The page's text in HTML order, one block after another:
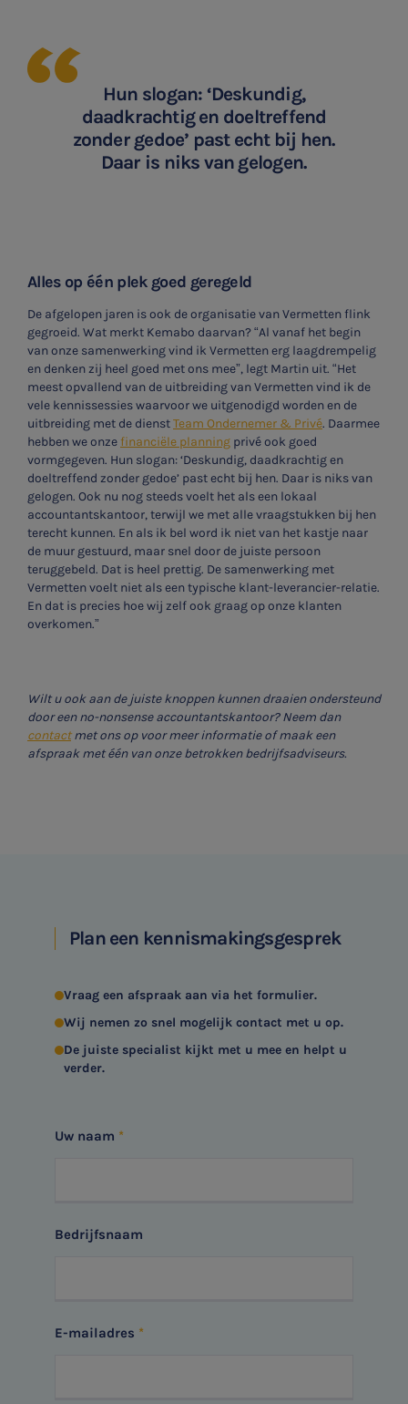
Jaarrekening controle
Belastingadvies
E-commerce
Ondernemer en privé
Hun slogan: ‘Deskundig,
daadkrachtig en doeltreffend
zonder gedoe’ past echt bij hen.
Daar is niks van gelogen.
Alles op één plek goed geregeld
De afgelopen jaren is ook de organisatie van Vermetten flink
gegroeid. Wat merkt Kemabo daarvan? “Al vanaf het begin
van onze samenwerking vind ik Vermetten erg laagdrempelig
en denken zij heel goed met ons mee”, legt Martin uit. “Het
meest opvallend van de uitbreiding van Vermetten vind ik de
vele kennissessies waarvoor we uitgenodigd worden en de
uitbreiding met de dienstTeam Ondernemer & Privé. Daarmee
hebben we onzefinanciële planning privé ook goed
vormgegeven. Hun slogan: ‘Deskundig, daadkrachtig en
doeltreffend zonder gedoe’ past echt bij hen. Daar is niks van
gelogen. Ook nu nog steeds voelt het als een lokaal
accountantskantoor, terwijl we met alle vraagstukken bij hen
terecht kunnen. En als ik bel word ik niet van het kastje naar
de muur gestuurd, maar snel door de juiste persoon
teruggebeld. Dat is heel prettig. De samenwerking met
Vermetten voelt niet als een typische klant-leverancier-relatie.
En dat is precies hoe wij zelf ook graag op onze klanten
overkomen.”
Wilt u ook aan de juiste knoppen kunnen draaien ondersteund
door een no-nonsense accountantskantoor? Neem dan
contactmet ons op voor meer informatie of maak een
afspraak met één van onze betrokken bedrijfsadviseurs.
Plan een kennismakingsgesprek
Vraag een afspraak aan via het formulier.
Wij nemen zo snel mogelijk contact met u op.
De juiste specialist kijkt met u mee en helpt u
verder.
Uw naam
Bedrijfsnaam
E-mailadres